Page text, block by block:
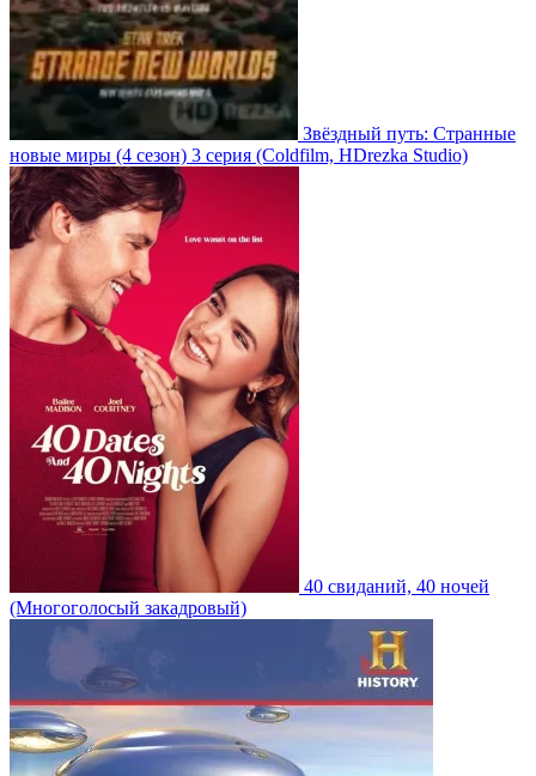
Звёздный путь: Странные
новые миры (4 сезон) 3 серия (Coldfilm, HDrezka Studio)
40 свиданий, 40 ночей
(Многоголосый закадровый)